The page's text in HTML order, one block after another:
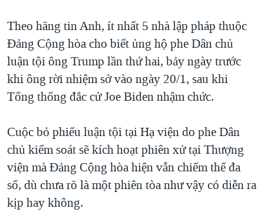
NGƯ DÂN VIỆT VÀ LÀN SÓNG TRỘM HẢI SÂM
BÊN KIA QUỐC LỘ: TIẾNG VỌNG TỪ NÔNG THÔN MỸ
QUAN HỆ VIỆT MỸ
Theo hãng tin Anh, ít nhất 5 nhà lập pháp thuộc
Đảng Cộng hòa cho biết ủng hộ phe Dân chủ
luận tội ông Trump lần thứ hai, bảy ngày trước
khi ông rời nhiệm sở vào ngày 20/1, sau khi
Tổng thống đắc cử Joe Biden nhậm chức.
Cuộc bỏ phiếu luận tội tại Hạ viện do phe Dân
chủ kiểm soát sẽ kích hoạt phiên xử tại Thượng
viện mà Đảng Cộng hòa hiện vẫn chiếm thế đa
số, dù chưa rõ là một phiên tòa như vậy có diễn ra
kịp hay không.